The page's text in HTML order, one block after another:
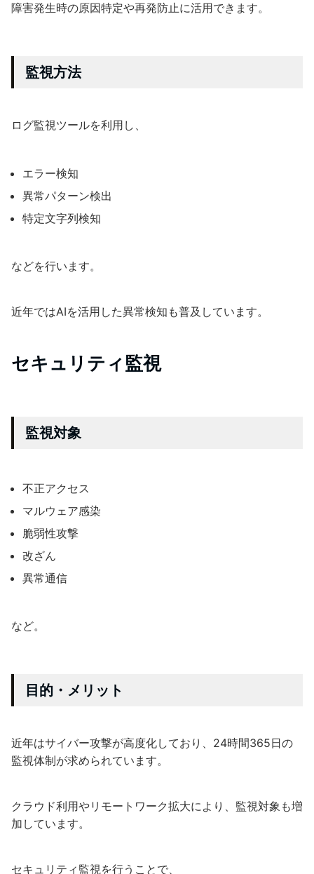
障害発生時の原因特定や再発防止に活用できます。
監視方法
ログ監視ツールを利用し、
エラー検知
異常パターン検出
特定文字列検知
などを行います。
近年ではAIを活用した異常検知も普及しています。
セキュリティ監視
監視対象
不正アクセス
マルウェア感染
脆弱性攻撃
改ざん
異常通信
など。
目的・メリット
近年はサイバー攻撃が高度化しており、24時間365日の
監視体制が求められています。
クラウド利用やリモートワーク拡大により、監視対象も増
加しています。
セキュリティ監視を行うことで、